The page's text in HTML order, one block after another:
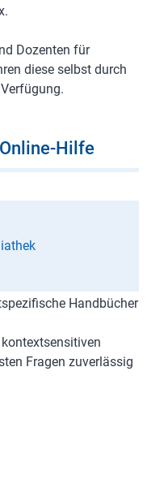
Dozenten für
diese selbst durch
Hilfe
Handbücher
Fragen zuverlässig